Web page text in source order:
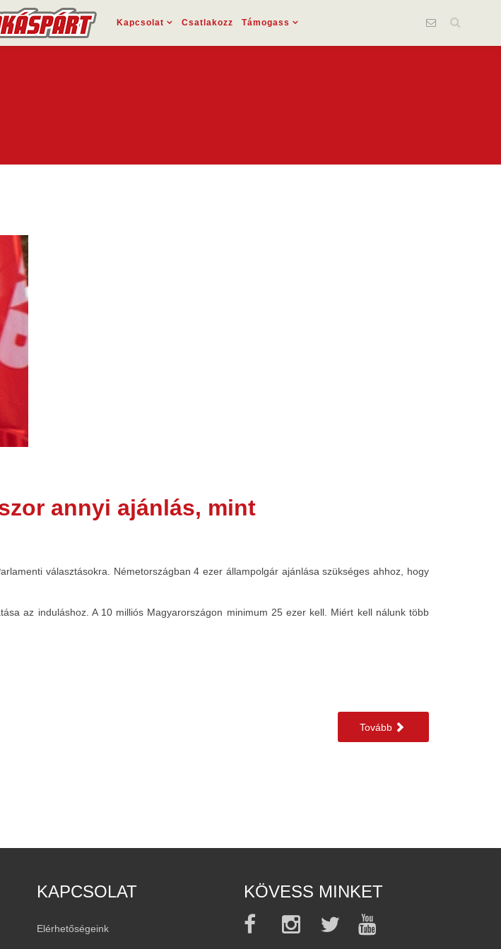
Kapcsolat Csatlakozz Támogass
annyi ajánlás, mint
választásokra. Németországban 4 ezer állampolgár ajánlása szükséges ahhoz, hogy
az induláshoz. A 10 milliós Magyarországon minimum 25 ezer kell. Miért kell nálunk több
Tovább
KAPCSOLAT
Elérhetőségeink
KÖVESS MINKET